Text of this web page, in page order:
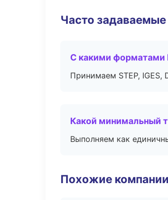
Часто
С какими форматами
Принимаем STEP, IGES,
Какой минимальный
Выполняем как
Похожие